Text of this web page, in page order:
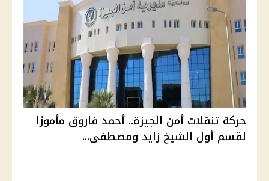
حركة تنقلات أمن الجيزة.. أحمد فاروق مأمورًا
لقسم أول الشيخ زايد ومصطفى...